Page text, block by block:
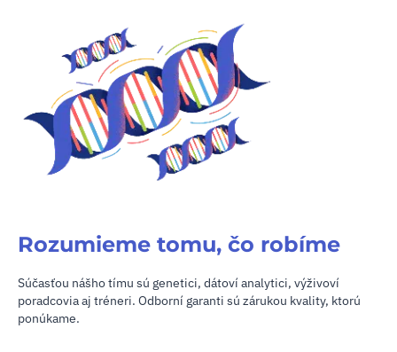
Rozumieme tomu, čo robíme
Súčasťou nášho tímu sú genetici, dátoví analytici, výživoví
poradcovia aj tréneri. Odborní garanti sú zárukou kvality, ktorú
ponúkame.